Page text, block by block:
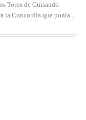
la Concordia que ponía...